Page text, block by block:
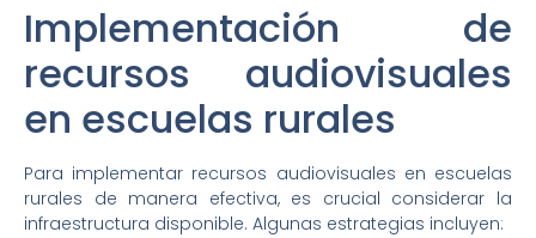
Implementación de
recursos audiovisuales
en escuelas rurales
Para implementar recursos audiovisuales en escuelas
rurales de manera efectiva, es crucial considerar la
infraestructura disponible. Algunas estrategias incluyen: